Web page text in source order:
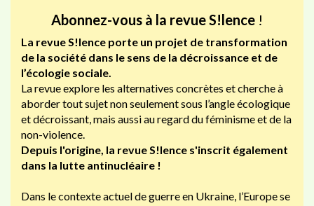
Abonnez-vous à la revue S!lence !
La revue S!lence porte un projet de transformation
de la société dans le sens de la décroissance et de
l’écologie sociale.
La revue explore les alternatives concrètes et cherche à
aborder tout sujet non seulement sous l’angle écologique
et décroissant, mais aussi au regard du féminisme et de la
non-violence.
Depuis l'origine, la revue S!lence s'inscrit également
dans la lutte antinucléaire !
Dans le contexte actuel de guerre en Ukraine, l’Europe se